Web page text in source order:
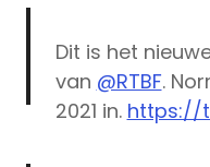
— DenN⭕S
Dit is het
van @RTBF.
2021 in. https://